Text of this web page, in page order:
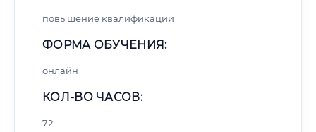
повышение квалификации
ФОРМА ОБУЧЕНИЯ:
онлайн
КОЛ-ВО ЧАСОВ:
72